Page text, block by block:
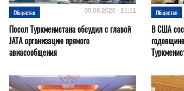
Общество 05.08.2026 - 11:11
Посол Туркменистана обсудил с главой
JATA организацию прямого
авиасообщения
Общество
В США